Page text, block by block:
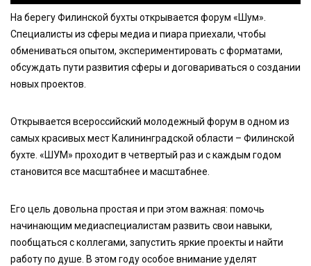
На берегу Филинской бухты открывается форум «Шум».
Специалисты из сферы медиа и пиара приехали, чтобы
обмениваться опытом, экспериментировать с форматами,
обсуждать пути развития сферы и договариваться о создании
новых проектов.
Открывается всероссийский молодежный форум в одном из
самых красивых мест Калининградской области – Филинской
бухте. «ШУМ» проходит в четвертый раз и с каждым годом
становится все масштабнее и масштабнее.
Его цель довольна простая и при этом важная: помочь
начинающим медиаспециалистам развить свои навыки,
пообщаться с коллегами, запустить яркие проекты и найти
работу по душе. В этом году особое внимание уделят